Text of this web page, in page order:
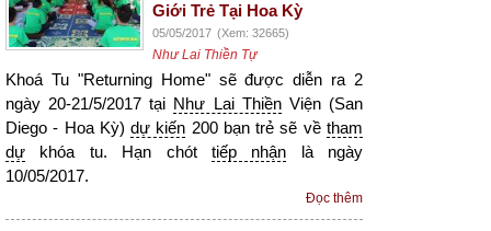
Giới Trẻ Tại Hoa Kỳ
05/05/2017 (Xem: 32665)
Như Lai Thiền Tự
Khoá Tu "Returning Home" sẽ được diễn ra 2
ngày 20-21/5/2017 tại Như Lai ThiềnViện (San
Diego - Hoa Kỳ)dự kiến 200 bạn trẻ sẽ vềtham
dự khóa tu. Hạn chót tiếp nhận là ngày
10/05/2017.
Đọc thêm